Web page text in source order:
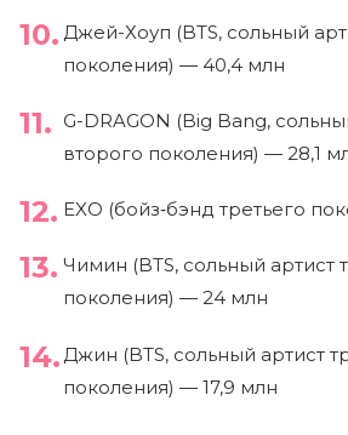
Джей-Хоуп (BTS, сольный
поколения) — 40,4 млн
G-DRAGON (Big Bang,
второго поколения) — 28,1
EXO (бойз‑бэнд третьего
Чимин (BTS, сольный артист
поколения) — 24 млн
Джин (BTS, сольный артист
поколения) — 17,9 млн